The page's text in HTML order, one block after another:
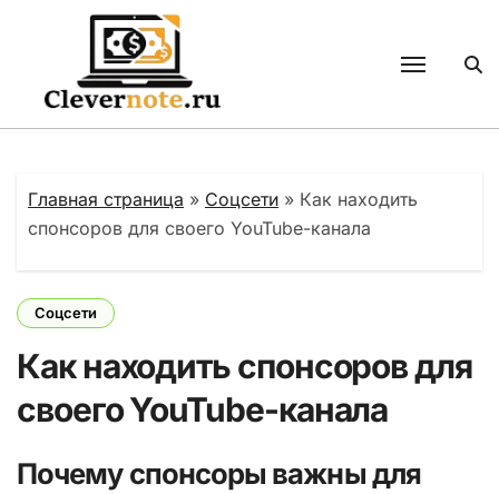
содержанию
Главная страница » Соцсети » Как находить
спонсоров для своего YouTube-канала
Соцсети
Как находить спонсоров для
своего YouTube-канала
Почему спонсоры важны для